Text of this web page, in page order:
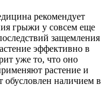
рекомендует
грыжи у совсем еще
защемления
эффективно в
уже то, что оно
растение и
обусловлен наличием в